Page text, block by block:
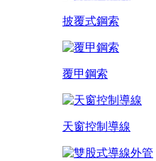
披覆式鋼索
覆甲鋼索
天窗控制導線